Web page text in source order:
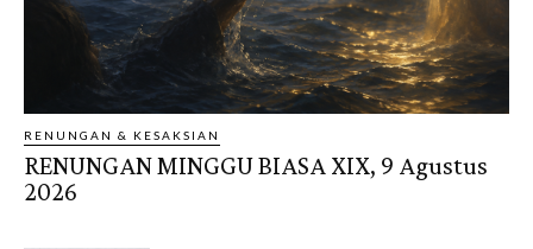
RENUNGAN & KESAKSIAN
RENUNGAN MINGGU BIASA XIX, 9 Agustus
2026